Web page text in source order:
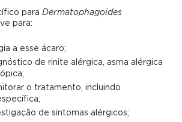
paraDermatophagoides
para:
a esse ácaro;
de rinite alérgica, asma alérgica
o tratamento, incluindo
de sintomas alérgicos;